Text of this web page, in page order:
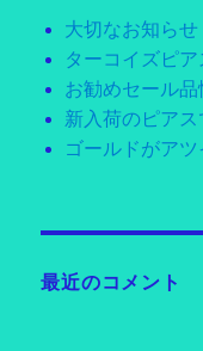
大切なお知らせ
ターコイズピア
お勧めセール品
新入荷のピア
ゴールドがア
最近のコメント